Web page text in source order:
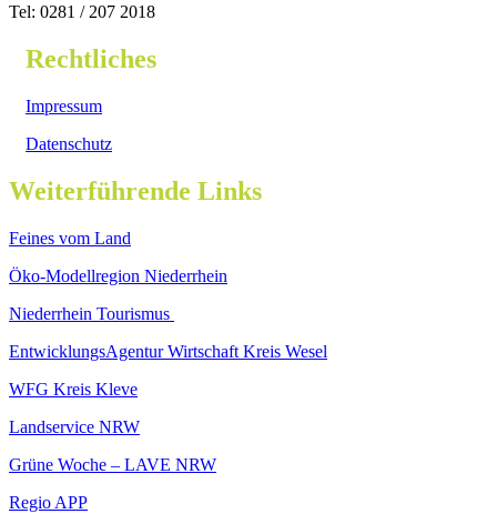
Tel: 0281 / 207 2018
Rechtliches
Impressum
Datenschutz
Weiterführende Links
Feines vom Land
Öko-Modellregion Niederrhein
Niederrhein Tourismus
EntwicklungsAgentur Wirtschaft Kreis Wesel
WFG Kreis Kleve
Landservice NRW
Grüne Woche – LAVE NRW
Regio APP